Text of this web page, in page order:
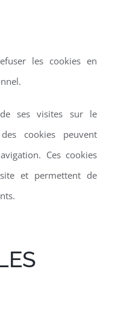
les cookies en
ses visites sur le
cookies peuvent
Ces cookies
et permettent de